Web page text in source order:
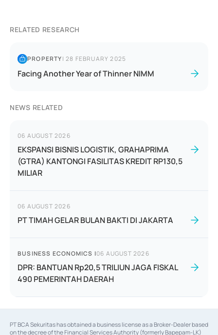
RELATED RESEARCH
PROPERTY|28 FEBRUARY 2025
Facing Another Year of Thinner NIMM
NEWS RELATED
06 AUGUST 2026
EKSPANSI BISNIS LOGISTIK, GRAHAPRIMA
(GTRA) KANTONGI FASILITAS KREDIT RP130,5
MILIAR
06 AUGUST 2026
PT TIMAH GELAR BULAN BAKTI DI JAKARTA
BUSINESS ECONOMICS |06 AUGUST 2026
DPR: BANTUAN Rp20,5 TRILIUN JAGA FISKAL
490 PEMERINTAH DAERAH
PT BCA Sekuritas has obtained a business license as a Broker-Dealer based
on the decree of the Financial Services Authority (formerly Bapepam-LK)